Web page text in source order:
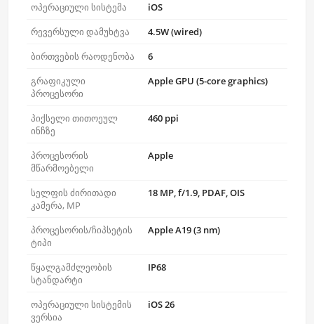
ოპერაციული სისტემა
iOS
რევერსული დამუხტვა
4.5W (wired)
ბირთვების რაოდენობა
6
გრაფიკული
პროცესორი
Apple GPU (5-core graphics)
პიქსელი თითოეულ
ინჩზე
460 ppi
პროცესორის
მწარმოებელი
Apple
სელფის ძირითადი
კამერა, MP
18 MP, f/1.9, PDAF, OIS
პროცესორის/ჩიპსეტის
ტიპი
Apple A19 (3 nm)
წყალგამძლეობის
სტანდარტი
IP68
ოპერაციული სისტემის
ვერსია
iOS 26